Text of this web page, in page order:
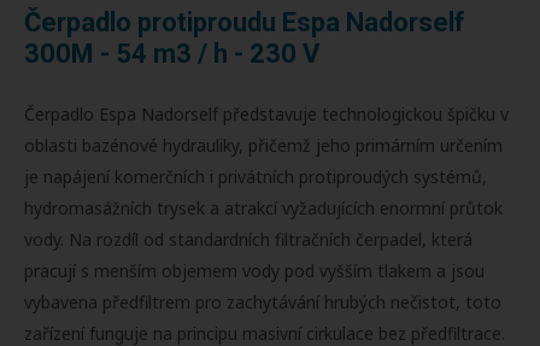
Čerpadlo protiproudu Espa Nadorself
300M - 54 m3 / h - 230 V
Čerpadlo Espa Nadorself představuje technologickou špičku v
oblasti bazénové hydrauliky, přičemž jeho primárním určením
je napájení komerčních i privátních protiproudých systémů,
hydromasážních trysek a atrakcí vyžadujících enormní průtok
vody. Na rozdíl od standardních filtračních čerpadel, která
pracují s menším objemem vody pod vyšším tlakem a jsou
vybavena předfiltrem pro zachytávání hrubých nečistot, toto
zařízení funguje na principu masivní cirkulace bez předfiltrace.